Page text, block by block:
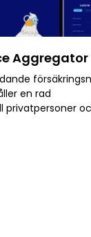
Aggregator
en rad
privatpersoner